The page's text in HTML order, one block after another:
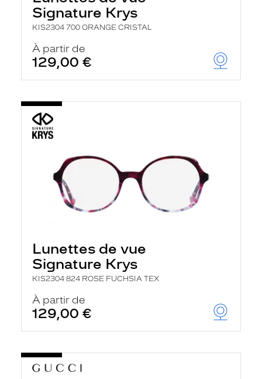
Signature Krys
KIS2304 700 ORANGE CRISTAL
À partir de
129,00 €
Lunettes de vue
Signature Krys
KIS2304 824 ROSE FUCHSIA TEX
À partir de
129,00 €